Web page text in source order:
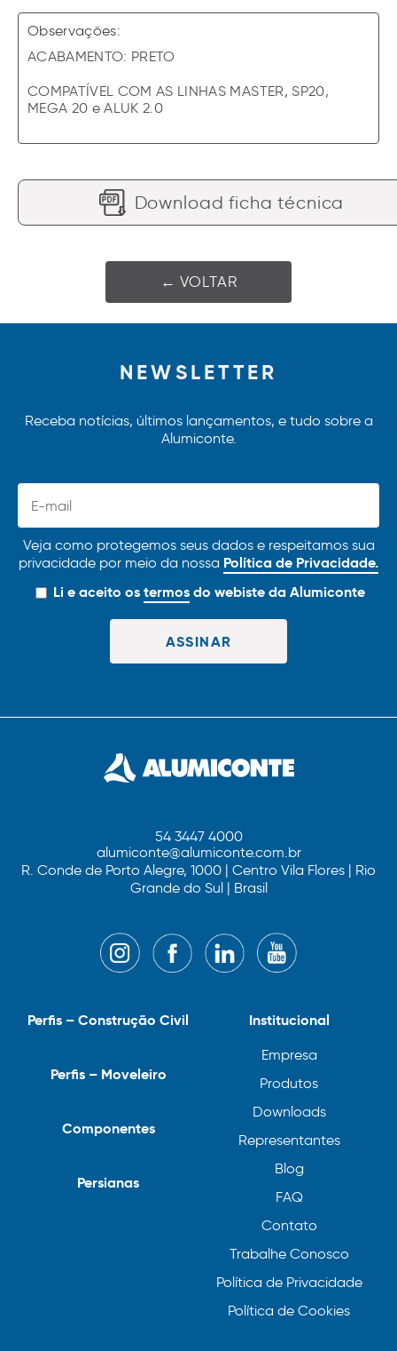
Observações:
ACABAMENTO: PRETO
COMPATÍVEL COM AS LINHAS MASTER, SP20,
MEGA 20 e ALUK 2.0
Download ficha técnica
← VOLTAR
NEWSLETTER
Receba notícias, últimos lançamentos, e tudo sobre a
Alumiconte.
Veja como protegemos seus dados e respeitamos sua
privacidade por meio da nossa Política de Privacidade.
Li e aceito ostermosdo webiste da Alumiconte
54 3447 4000
alumiconte@alumiconte.com.br
R. Conde de Porto Alegre, 1000 | Centro Vila Flores | Rio
Grande do Sul | Brasil
Institucional
Empresa
Produtos
Downloads
Representantes
Blog
FAQ
Contato
Trabalhe Conosco
Política de Privacidade
Política de Cookies
Perfis – Construção Civil
Perfis – Moveleiro
Componentes
Persianas